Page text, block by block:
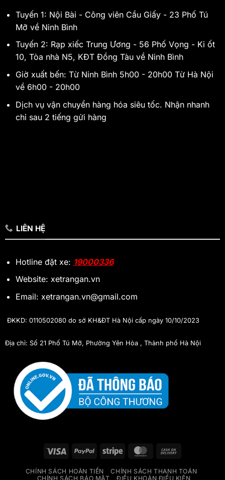
Tuyến 1: Nội Bài - Công viên Cầu Giấy - 23 Phố Tú
Mỡ về Ninh Bình
Tuyến 2: Rạp xiếc Trung Ương - 56 Phố Vọng - Ki ốt
10, Tòa nhà N5, KĐT Đồng Tàu về Ninh Bình
Giờ xuất bến: Từ Ninh Bình 5h00 - 20h00 Từ Hà Nội
về 6h00 - 20h00
Dịch vụ vận chuyển hàng hóa siêu tốc. Nhận nhanh
chỉ sau 2 tiếng gửi hàng
LIÊN HỆ
Hotline đặt xe: 19000336
Website: xetrangan.vn
Email: xetrangan.vn@gmail.com
ĐKKD: 0110502080 do sở KH&ĐT Hà Nội cấp ngày 10/10/2023
Địa chỉ: Số 21 Phố Tú Mỡ, Phường Yên Hòa , Thành phố Hà Nội
Visa PayPal Stripe MasterCard
Delivery
CHÍNH SÁCH HOÀN TIỀN
CHÍNH SÁCH THANH TOÁN
CHÍNH SÁCH BẢO MẬT
ĐIỀU KHOẢN ĐIỀU KIỆN